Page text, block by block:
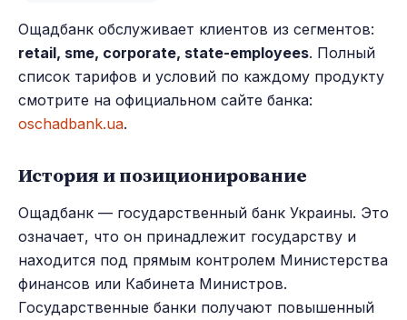
Ощадбанк обслуживает клиентов из сегментов:
retail, sme, corporate, state-employees. Полный
список тарифов и условий по каждому продукту
смотрите на официальном сайте банка:
oschadbank.ua.
История и позиционирование
Ощадбанк — государственный банк Украины. Это
означает, что он принадлежит государству и
находится под прямым контролем Министерства
финансов или Кабинета Министров.
Государственные банки получают повышенный